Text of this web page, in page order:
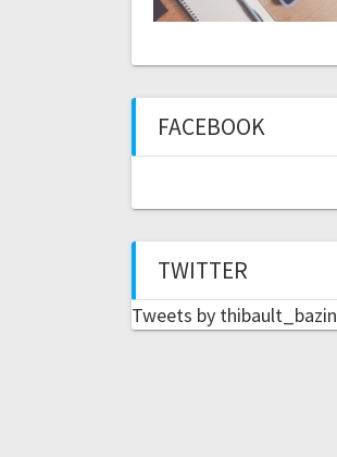
FACEBOOK
TWITTER
Tweets by thibault_bazin